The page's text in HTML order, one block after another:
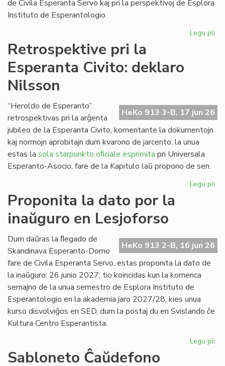
de Civila Esperanta Servo kaj pri la perspektivoj de Esplora
Instituto de Esperantologio.
Legu pli
Retrospektive pri la
Esperanta Civito: deklaro
Nilsson
HeKo 913 3-B, 17 jun 26
“Heroldo de Esperanto”
retrospektivas pri la arĝenta
jubileo de la Esperanta Civito, komentante la dokumentojn
kaj normojn aprobitajn dum kvarono de jarcento; la unua
estas la sola starpunkto oﬁciale esprimita pri Universala
Esperanto-Asocio, fare de la Kapitulo laŭ propono de sen.
Legu pli
Proponita la dato por la
inaŭguro en Lesjoforso
HeKo 913 2-B, 16 jun 26
Dum daŭras la ﬂegado de
Skandinava Esperanto-Domo
fare de Civila Esperanta Servo, estas proponita la dato de
la inaŭguro: 26 junio 2027; tio koincidas kun la komenca
semajno de la unua semestro de Esplora Instituto de
Esperantologio en la akademia jaro 2027/28, kies unua
kurso disvolviĝos en SED, dum la postaj du en Svislando ĉe
Kultura Centro Esperantista.
Legu pli
Sabloneto Ĉaŭdefono